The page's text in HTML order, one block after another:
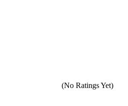
(No Ratings Yet)